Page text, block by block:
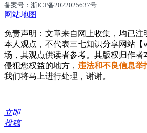
备案号： 浙ICP备2022025637号
网站地图
免责声明：文章来自网上收集，均已注
本人观点，不代表三七知识分享网站【
场，其观点供读者参考。其版权归作者
侵犯您权益的地方， 违法和不良信息举
我们将马上进行处理，谢谢。
立即
投稿